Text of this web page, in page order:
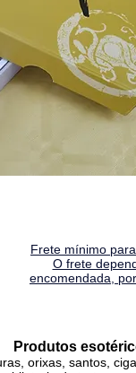
Frete mínimo
O frete
encomendada,
Produtos
orixas, santos,